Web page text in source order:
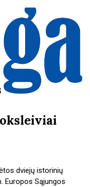
dviejų istorinių
Europos Sąjungos